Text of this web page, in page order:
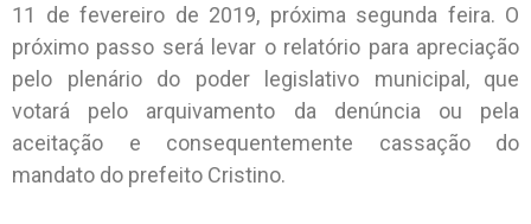
11 de fevereiro de 2019, próxima segunda feira. O
próximo passo será levar o relatório para apreciação
pelo plenário do poder legislativo municipal, que
votará pelo arquivamento da denúncia ou pela
aceitação e consequentemente cassação do
mandato do prefeito Cristino.